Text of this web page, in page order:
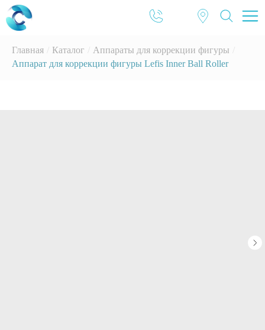
Главная Каталог Аппараты для коррекции фигуры
Аппарат для коррекции фигуры Lefis Inner Ball Roller